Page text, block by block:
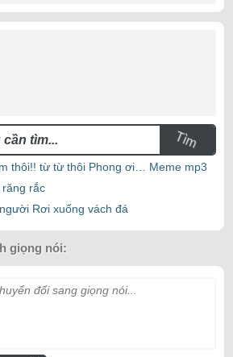
Tìm
thôi!! từ từ thôi Phong ơi… Meme mp3
răng rắc
Rơi xuống vách đá
giọng nói:
đổi sang giọng nói...